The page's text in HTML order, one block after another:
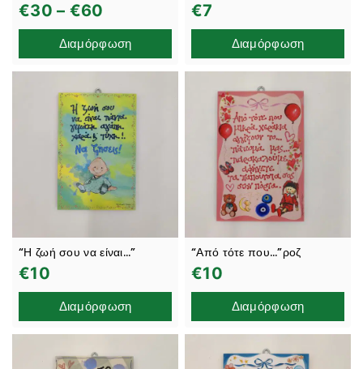
€30 – €60
Διαμόρφωση
€7
Διαμόρφωση
“Η ζωή σου να είναι…”
€10
Διαμόρφωση
“Από τότε που…”ροζ
€10
Διαμόρφωση